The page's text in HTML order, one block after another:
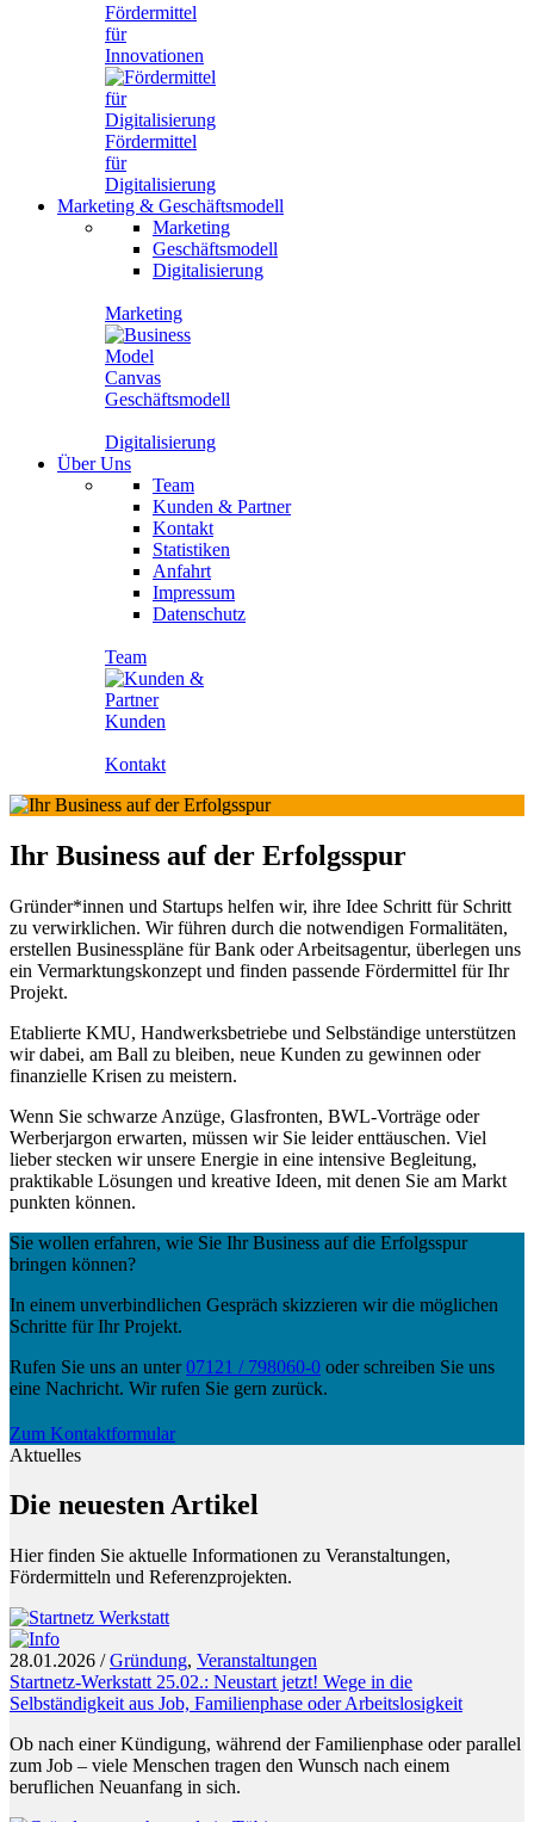
Fördermittel
für
Innovationen
Fördermittel
für
Digitalisierung
Marketing & Geschäftsmodell
Marketing
Geschäftsmodell
Digitalisierung
Marketing
Geschäftsmodell
Digitalisierung
Über Uns
Team
Kunden & Partner
Kontakt
Statistiken
Anfahrt
Impressum
Datenschutz
Team
Kunden
Kontakt
Ihr Business auf der Erfolgsspur
Gründer*innen und Startups helfen wir, ihre Idee Schritt für Schritt
zu verwirklichen. Wir führen durch die notwendigen Formalitäten,
erstellen Businesspläne für Bank oder Arbeitsagentur, überlegen uns
ein Vermarktungskonzept und finden passende Fördermittel für Ihr
Projekt.
Etablierte KMU, Handwerksbetriebe und Selbständige unterstützen
wir dabei, am Ball zu bleiben, neue Kunden zu gewinnen oder
finanzielle Krisen zu meistern.
Wenn Sie schwarze Anzüge, Glasfronten, BWL-Vorträge oder
Werberjargon erwarten, müssen wir Sie leider enttäuschen. Viel
lieber stecken wir unsere Energie in eine intensive Begleitung,
praktikable Lösungen und kreative Ideen, mit denen Sie am Markt
punkten können.
Sie wollen erfahren, wie Sie Ihr Business auf die Erfolgsspur
bringen können?
In einem unverbindlichen Gespräch skizzieren wir die möglichen
Schritte für Ihr Projekt.
Rufen Sie uns an unter07121 / 798060-0 oder schreiben Sie uns
eine Nachricht. Wir rufen Sie gern zurück.
Zum Kontaktformular
Aktuelles
Die neuesten Artikel
Hier finden Sie aktuelle Informationen zu Veranstaltungen,
Fördermitteln und Referenzprojekten.
28.01.2026 /Gründung, Veranstaltungen
Startnetz-Werkstatt 25.02.: Neustart jetzt! Wege in die
Selbständigkeit aus Job, Familienphase oder Arbeitslosigkeit
Ob nach einer Kündigung, während der Familienphase oder parallel
zum Job – viele Menschen tragen den Wunsch nach einem
beruflichen Neuanfang in sich.